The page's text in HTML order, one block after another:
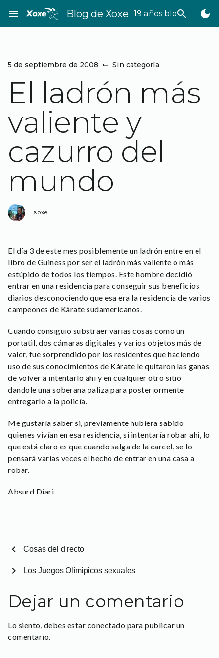
contenido
menu Blog de Xoxe 19 años bloggeando
search dark_mode
5 de septiembre de 2008 ⌙ Sin categoría
El ladrón más
valiente y
cazurro del
mundo
Xoxe
El día 3 de este mes posiblemente un ladrón entre en el
libro de Guiness por ser el ladrón más valiente o más
estúpido de todos los tiempos. Este hombre decidió
entrar en una residencia para conseguir sus beneficios
diarios desconociendo que esa era la residencia de varios
campeones de Kárate sudamericanos.
Cuando consiguió substraer varias cosas como un
portatil, dos cámaras digitales y varios objetos más de
valor, fue sorprendido por los residentes que haciendo
uso de sus conocimientos de Kárate le quitaron las ganas
de volver a intentarlo ahi y en cualquier otro sitio
dandole una soberana paliza para posteriormente
entregarlo a la policía.
Me gustaría saber si, previamente hubiera sabido
quienes vivían en esa residencia, si intentaría robar ahi, lo
que está claro es que cuando salga de la carcel, se lo
pensará varias veces el hecho de entrar en una casa a
robar.
Absurd Diari
chevron_left Cosas del directo
Los Juegos Olímipicos sexuales
chevron_right
Dejar un comentario
Lo siento, debes estar conectado para publicar un
comentario.